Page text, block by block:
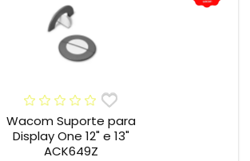
Wacom Suporte para
Display One 12" e 13"
ACK649Z